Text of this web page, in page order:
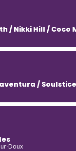
/ Nikki Hill / Coco
/ Soulstice
Doux